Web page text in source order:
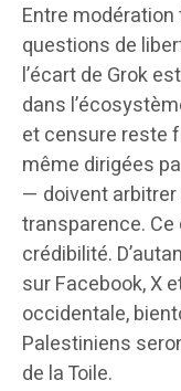
Entre
questions de
l’écart de Grok
dans
et censure reste
même dirigées
— doivent
transparence. Ce
crédibilité.
sur Facebook, X
occidentale,
Palestiniens
de la Toile.